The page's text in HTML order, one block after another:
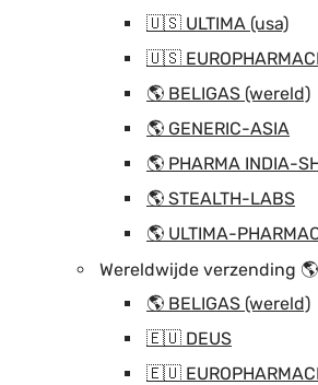
🇺🇸 ULTIMA (usa)
🇺🇸
🌎 BELIGAS (wereld)
🌎 GENERIC-ASIA
🌎 PHARMA INDIA-
🌎 STEALTH-LABS
🌎 ULTIMA-
Wereldwijde verzending 🌎
🌎 BELIGAS (wereld)
🇪🇺 DEUS
🇪🇺